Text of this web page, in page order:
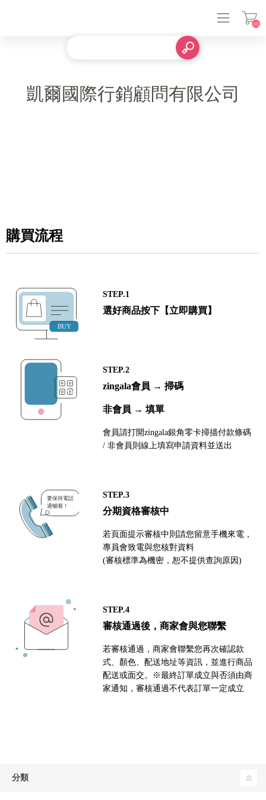
(0)
凱爾國際行銷顧問有限公司
購買流程
STEP.1
選好商品按下【立即購買】
STEP.2
zingala會員 → 掃碼
非會員 → 填單
會員請打開zingala銀角零卡掃描付款條碼
/ 非會員則線上填寫申請資料並送出
STEP.3
分期資格審核中
若頁面提示審核中則請您留意手機來電，
專員會致電與您核對資料
(審核標準為機密，恕不提供查詢原因)
STEP.4
審核通過後，商家會與您聯繫
若審核通過，商家會聯繫您再次確認款
式、顏色、配送地址等資訊，並進行商品
配送或面交。※最終訂單成立與否須由商
家通知，審核通過不代表訂單一定成立
分類